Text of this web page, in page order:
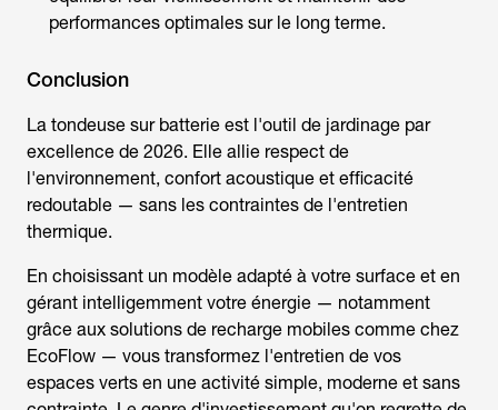
performances optimales sur le long terme.
Conclusion
La tondeuse sur batterie est l'outil de jardinage par
excellence de 2026. Elle allie respect de
l'environnement, confort acoustique et efficacité
redoutable — sans les contraintes de l'entretien
thermique.
En choisissant un modèle adapté à votre surface et en
gérant intelligemment votre énergie — notamment
grâce aux solutions de recharge mobiles comme chez
EcoFlow — vous transformez l'entretien de vos
espaces verts en une activité simple, moderne et sans